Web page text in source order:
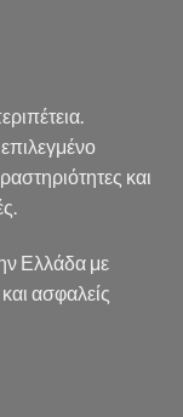
και
Ελλάδα με
ασφαλείς